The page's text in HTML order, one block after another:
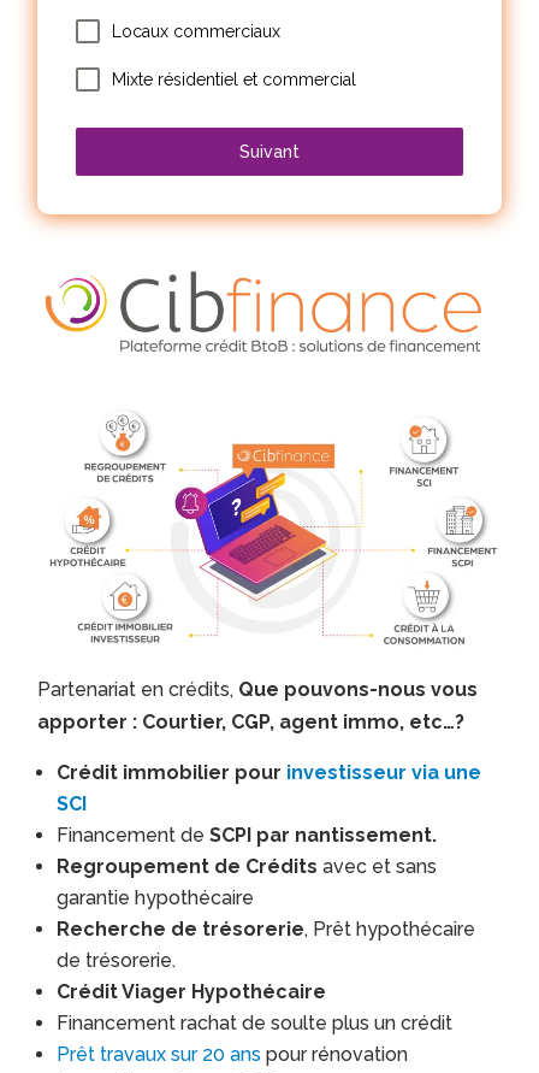
Locaux commerciaux
Mixte résidentiel et commercial
Suivant
Partenariat en crédits, Que pouvons-nous vous
apporter : Courtier, CGP, agent immo, etc…?
Crédit immobilier pour investisseur via une
SCI
Financement deSCPI par nantissement.
Regroupement de Créditsavec et sans
garantie hypothécaire
Recherche de trésorerie, Prêt hypothécaire
de trésorerie.
Crédit Viager Hypothécaire
Financement rachat de soulte plus un crédit
Prêt travaux sur 20 ans pour rénovation